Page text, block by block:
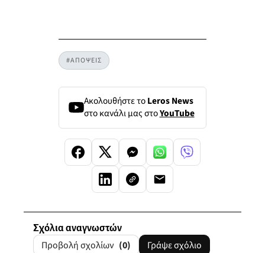
#ΑΠΟΨΕΙΣ
Ακολουθήστε τοLeros News
στο κανάλι μας στοYouTube
Σχόλια αναγνωστών
Προβολή σχολίων (0) Γράψε σχόλιο